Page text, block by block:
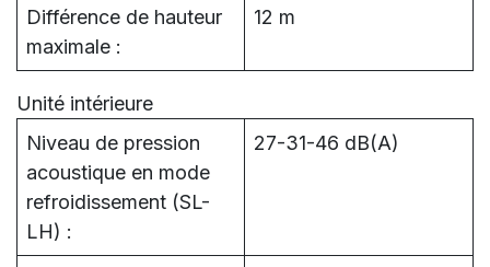
Différence de hauteur
maximale :
12 m
Unité intérieure
Niveau de pression
acoustique en mode
refroidissement (SL-
LH) :
27-31-46 dB(A)